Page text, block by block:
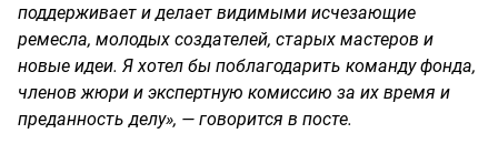
поддерживает и делает видимыми исчезающие
ремесла, молодых создателей, старых мастеров и
новые идеи. Я хотел бы поблагодарить команду фонда,
членов жюри и экспертную комиссию за их время и
преданность делу», — говорится в посте.